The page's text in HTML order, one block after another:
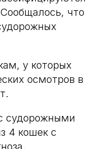
что
у которых
осмотров в
судорожными
4 кошек с